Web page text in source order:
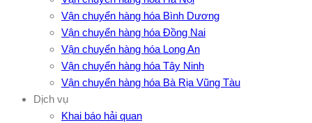
Vận chuyển hàng hóa Bình Dương
Vận chuyển hàng hóa Đồng Nai
Vận chuyển hàng hóa Long An
Vận chuyển hàng hóa Tây Ninh
Vận chuyển hàng hóa Bà Rịa Vũng Tàu
Dịch vụ
Khai báo hải quan